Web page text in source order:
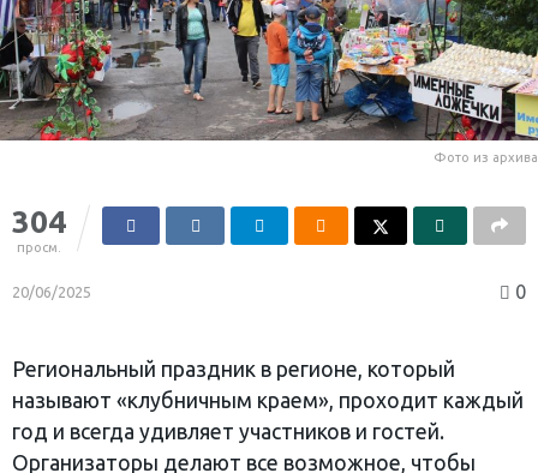
Фото из архива
304
просм.
20/06/2025 0
Региональный праздник в регионе, который
называют «клубничным краем», проходит каждый
год и всегда удивляет участников и гостей.
Организаторы делают все возможное, чтобы